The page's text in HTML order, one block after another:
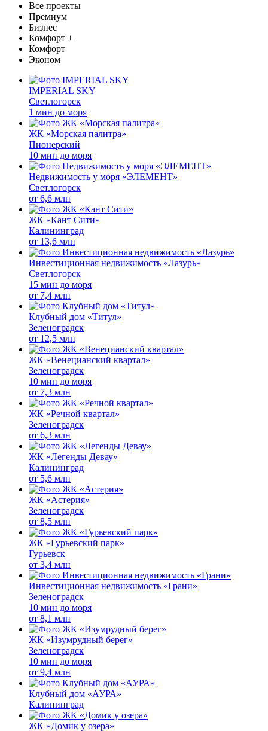
Все проекты
Премиум
Бизнес
Комфорт +
Комфорт
Эконом
IMPERIAL SKY
Светлогорск
1 мин до моря
ЖК «Морская палитра»
Пионерский
10 мин до моря
Недвижимость у моря «ЭЛЕМЕНТ»
Светлогорск
от 6,6 млн
ЖК «Кант Сити»
Калининград
от 13,6 млн
Инвестиционная недвижимость «Лазурь»
Светлогорск
15 мин до моря
от 7,4 млн
Клубный дом «Титул»
Зеленоградск
от 12,5 млн
ЖК «Венецианский квартал»
Зеленоградск
10 мин до моря
от 7,3 млн
ЖК «Речной квартал»
Зеленоградск
от 6,3 млн
ЖК «Легенды Девау»
Калининград
от 5,6 млн
ЖК «Астерия»
Зеленоградск
от 8,5 млн
ЖК «Гурьевский парк»
Гурьевск
от 3,4 млн
Инвестиционная недвижимость «Грани»
Зеленоградск
10 мин до моря
от 8,1 млн
ЖК «Изумрудный берег»
Зеленоградск
10 мин до моря
от 9,4 млн
Клубный дом «АУРА»
Калининград
ЖК «Домик у озера»